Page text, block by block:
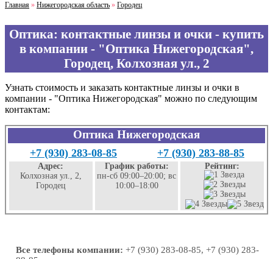
Главная » Нижегородская область » Городец
Оптика: контактные линзы и очки - купить
в компании - "Оптика Нижегородская",
Городец, Колхозная ул., 2
Узнать стоимость и заказать контактные линзы и очки в
компании - "Оптика Нижегородская" можно по следующим
контактам:
Оптика Нижегородская
+7 (930) 283-08-85 +7 (930) 283-88-85
Адрес:
Колхозная ул., 2,
Городец
График работы:
пн-сб 09:00–20:00; вс
10:00–18:00
Рейтинг:
Все телефоны компании: +7 (930) 283-08-85, +7 (930) 283-